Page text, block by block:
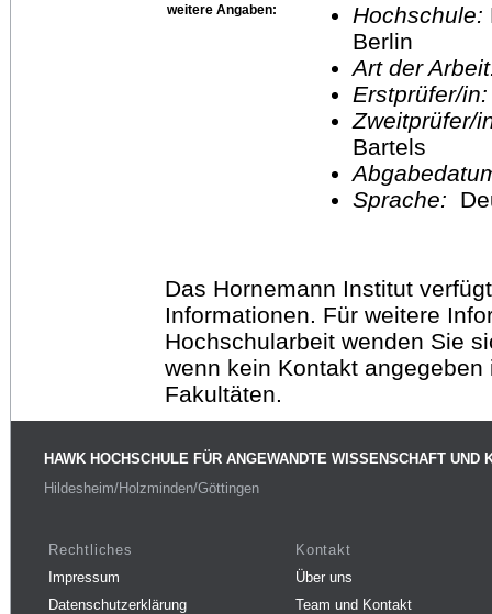
weitere Angaben: Hochschule:
Berlin
Art der
Erstprüfer/
Bartels
Sprache:
Das Hornemann Institut
Informationen. Für weitere
Hochschularbeit wenden Sie
wenn kein Kontakt
Fakultäten.
HAWK HOCHSCHULE FÜR ANGEWANDTE WISSENSCHAFT UND
Hildesheim/Holzminden/Göttingen
Rechtliches
Impressum
Datenschutzerklärung
Kontakt
Über uns
Team und Kontakt